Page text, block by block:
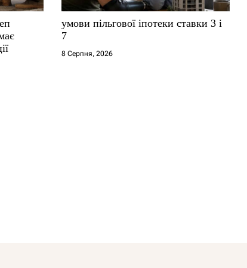
умови пільгової іпотеки ставки 3 і
7
8 Серпня, 2026